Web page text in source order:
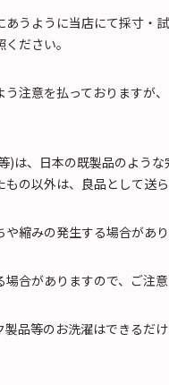
うように当店にて採寸
ださい。
注意を払っておりますが
は、日本の既製品のよう
の以外は、良品として送
縮みの発生する場合があ
合がありますので、ご注意
品等のお洗濯はできるだけ